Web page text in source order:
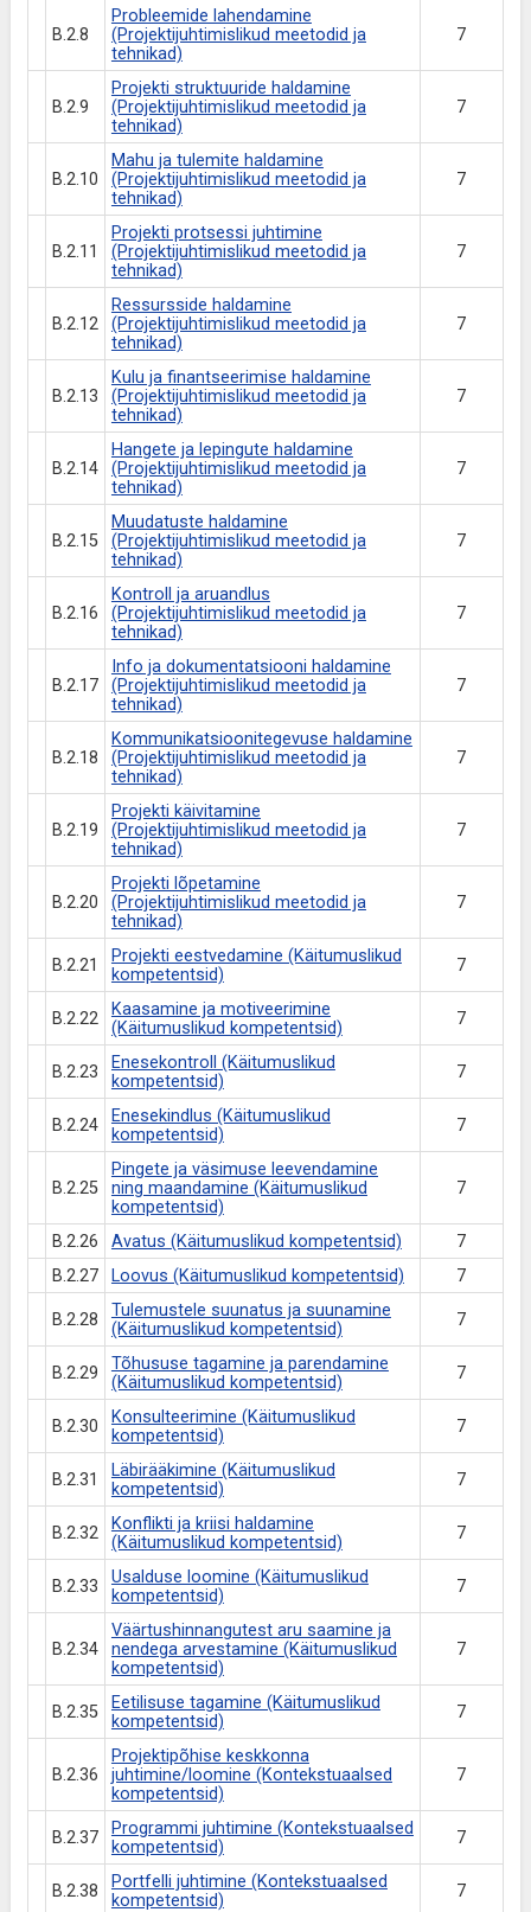
B.2.8
Probleemide lahendamine
(Projektijuhtimislikud meetodid ja
tehnikad)
7
B.2.9
Projekti struktuuride haldamine
(Projektijuhtimislikud meetodid ja
tehnikad)
7
B.2.10
Mahu ja tulemite haldamine
(Projektijuhtimislikud meetodid ja
tehnikad)
7
B.2.11
Projekti protsessi juhtimine
(Projektijuhtimislikud meetodid ja
tehnikad)
7
B.2.12
Ressursside haldamine
(Projektijuhtimislikud meetodid ja
tehnikad)
7
B.2.13
Kulu ja finantseerimise haldamine
(Projektijuhtimislikud meetodid ja
tehnikad)
7
B.2.14
Hangete ja lepingute haldamine
(Projektijuhtimislikud meetodid ja
tehnikad)
7
B.2.15
Muudatuste haldamine
(Projektijuhtimislikud meetodid ja
tehnikad)
7
B.2.16
Kontroll ja aruandlus
(Projektijuhtimislikud meetodid ja
tehnikad)
7
B.2.17
Info ja dokumentatsiooni haldamine
(Projektijuhtimislikud meetodid ja
tehnikad)
7
B.2.18
Kommunikatsioonitegevuse haldamine
(Projektijuhtimislikud meetodid ja
tehnikad)
7
B.2.19
Projekti käivitamine
(Projektijuhtimislikud meetodid ja
tehnikad)
7
B.2.20
Projekti lõpetamine
(Projektijuhtimislikud meetodid ja
tehnikad)
7
B.2.21
Projekti eestvedamine (Käitumuslikud
kompetentsid)
7
B.2.22
Kaasamine ja motiveerimine
(Käitumuslikud kompetentsid)
7
B.2.23
Enesekontroll (Käitumuslikud
kompetentsid)
7
B.2.24
Enesekindlus (Käitumuslikud
kompetentsid)
7
B.2.25
Pingete ja väsimuse leevendamine
ning maandamine (Käitumuslikud
kompetentsid)
7
B.2.26 Avatus (Käitumuslikud kompetentsid)
7
B.2.27
Loovus (Käitumuslikud kompetentsid) 7
B.2.28
Tulemustele suunatus ja suunamine
(Käitumuslikud kompetentsid)
7
B.2.29
Tõhususe tagamine ja parendamine
(Käitumuslikud kompetentsid)
7
B.2.30
Konsulteerimine (Käitumuslikud
kompetentsid)
7
B.2.31
Läbirääkimine (Käitumuslikud
kompetentsid)
7
B.2.32
Konflikti ja kriisi haldamine
(Käitumuslikud kompetentsid)
7
B.2.33
Usalduse loomine (Käitumuslikud
kompetentsid)
7
B.2.34
Väärtushinnangutest aru saamine ja
nendega arvestamine (Käitumuslikud
kompetentsid)
7
B.2.35
Eetilisuse tagamine (Käitumuslikud
kompetentsid)
7
B.2.36
Projektipõhise keskkonna
juhtimine/loomine (Kontekstuaalsed
kompetentsid)
7
B.2.37
Programmi juhtimine (Kontekstuaalsed
kompetentsid)
7
B.2.38
Portfelli juhtimine (Kontekstuaalsed
kompetentsid)
7